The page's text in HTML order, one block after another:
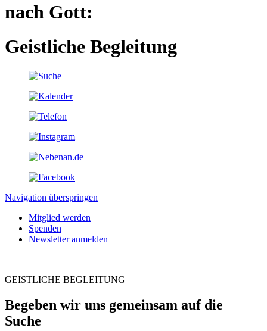
nach Gott:
Geistliche Begleitung
Navigation überspringen
Mitglied werden
Spenden
Newsletter anmelden
GEISTLICHE BEGLEITUNG
Begeben wir uns gemeinsam auf die
Suche